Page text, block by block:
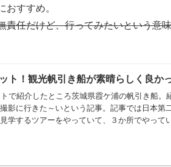
すすめ。
任だけど、行ってみたいという意
ト！観光帆引き船が素晴らしく良か
で紹介したところ茨城県霞ケ浦の帆引き船。
影に行きた～いという記事。記事では日本第
学するツアーをやっていて、３か所でやって